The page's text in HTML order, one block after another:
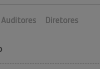
Auditores Diretores